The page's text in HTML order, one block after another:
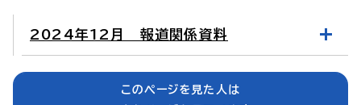
2024年12月 報道関係資料
このページを見た人は